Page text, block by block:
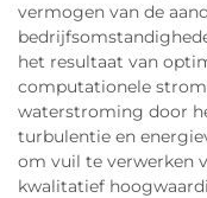
vermogen van de
het resultaat van
computationele
waterstroming door
turbulentie en
om vuil te verwerken
kwalitatief